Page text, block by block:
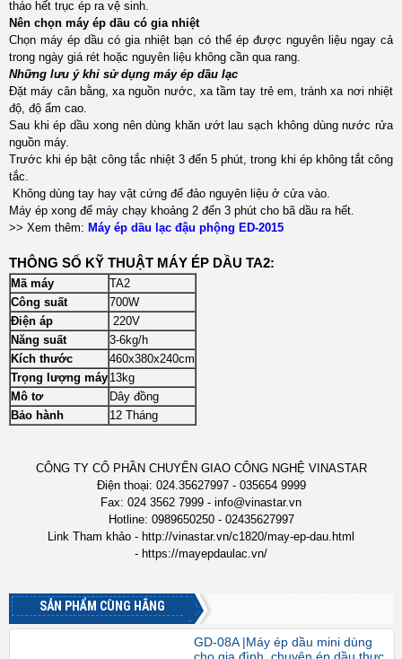
tháo hết trục ép ra vệ sinh.
Nên chọn máy ép dầu có gia nhiệt
Chọn máy ép dầu có gia nhiệt bạn có thể ép được nguyên liệu ngay cả
trong ngày giá rét hoặc nguyên liệu không cần qua rang.
Những lưu ý khi sử dụng máy ép dầu lạc
Đặt máy cân bằng, xa nguồn nước, xa tầm tay trẻ em, tránh xa nơi nhiệt
độ, độ ẩm cao.
Sau khi ép dầu xong nên dùng khăn ướt lau sạch không dùng nước rửa
nguồn máy.
Trước khi ép bật công tắc nhiệt 3 đến 5 phút, trong khi ép không tắt công
tắc.
Không dùng tay hay vật cứng để đảo nguyên liệu ở cửa vào.
Máy ép xong để máy chạy khoảng 2 đến 3 phút cho bã dầu ra hết.
>> Xem thêm: Máy ép dầu lạc đậu phộng ED-2015
THÔNG SỐ KỸ THUẬT MÁY ÉP DẦU TA2:
Mã máy
TA2
Công suất
700W
Điện áp
220V
Năng suất
3-6kg/h
Kích thước
460x380x240cm
Trọng lượng máy 13kg
Mô tơ
Dây đồng
Bảo hành
12 Tháng
CÔNG TY CỔ PHẦN CHUYỂN GIAO CÔNG NGHỆ VINASTAR
Điện thoại: 024.35627997 - 035654 9999
Fax: 024 3562 7999 - info@vinastar.vn
Hotline: 0989650250 - 02435627997
Link Tham khảo - http://vinastar.vn/c1820/may-ep-dau.html
- https://mayepdaulac.vn/
SẢN PHẨM CÙNG HÃNG
GD-08A |Máy ép dầu mini dùng